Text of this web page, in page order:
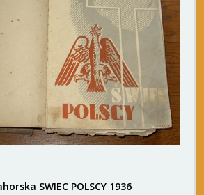
SWIEC POLSCY 1936